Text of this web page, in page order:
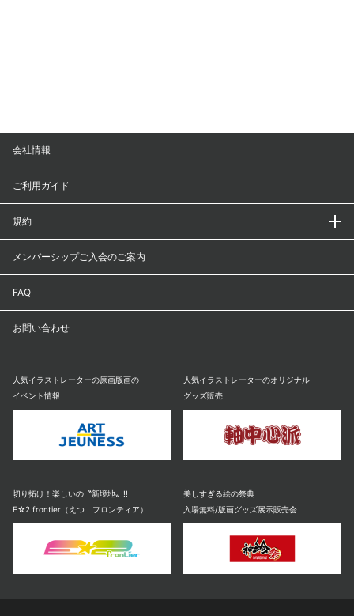
人気イラストレーターの原画版画の
イベント情報
人気イラストレーターのオリジナル
グッズ販売
切り拓け！楽しいの〝新境地〟!!
E☆2 frontier（えつ フロンティア）
美しすぎる絵の祭典
入場無料/版画グッズ展示販売会
会社情報
ご利用ガイド
規約
メンバーシップご入会のご案内
FAQ
お問い合わせ